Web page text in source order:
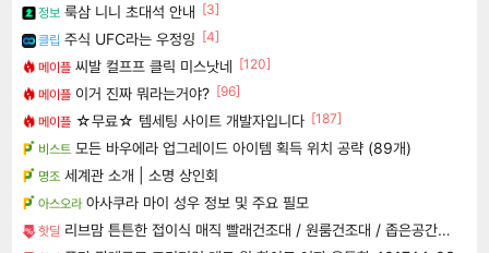
정보 룩삼 니니 초대석 안내 [3]
클립 주식 UFC라는 우정잉 [4]
메이플 씨발 컬프프 클릭 미스낫네 [120]
메이플 이거 진짜 뭐라는거야? [96]
메이플 ☆무료☆ 템세팅 사이트 개발자입니다 [187]
비스트 모든 바우에라 업그레이드 아이템 획득 위치 공략 (89개)
명조 세계관 소개 | 소명 상인회
아스오라 아사쿠라 마이 성우 정보 및 주요 필모
핫딜 리브맘 튼튼한 접이식 매직 빨래건조대 / 원룸건조대 / 좁은공간에 딱! 자리차지 없는 건조대